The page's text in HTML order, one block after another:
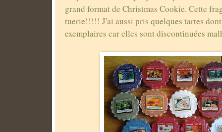
grand format de Christmas Cookie. Cette
tuerie!!!!! J'ai aussi pris quelques tartes
exemplaires car elles sont discontinuées